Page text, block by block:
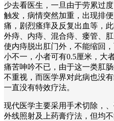
少去看医生，一旦由于劳累过
触发，病情突然加重，出现排
痛，剧烈瘙痒及反复出血等，
外痔、内痔、混合痔、瘘管、
使内痔脱出肛门外，不能缩回
小不一，小者可有0.5厘米，大
痛苦呻吟不已，由于这一类肛
不重视，而医学界对此病也没
一直没有特效疗法。
现代医学主要采用手术切除，
外线照射及上药膏疗法，但均